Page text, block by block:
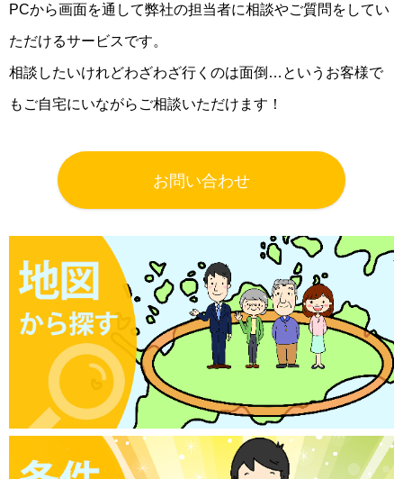
PCから画面を通して弊社の担当者に相談やご質問をしてい
ただけるサービスです。
相談したいけれどわざわざ行くのは面倒…というお客様で
もご自宅にいながらご相談いただけます！
お問い合わせ